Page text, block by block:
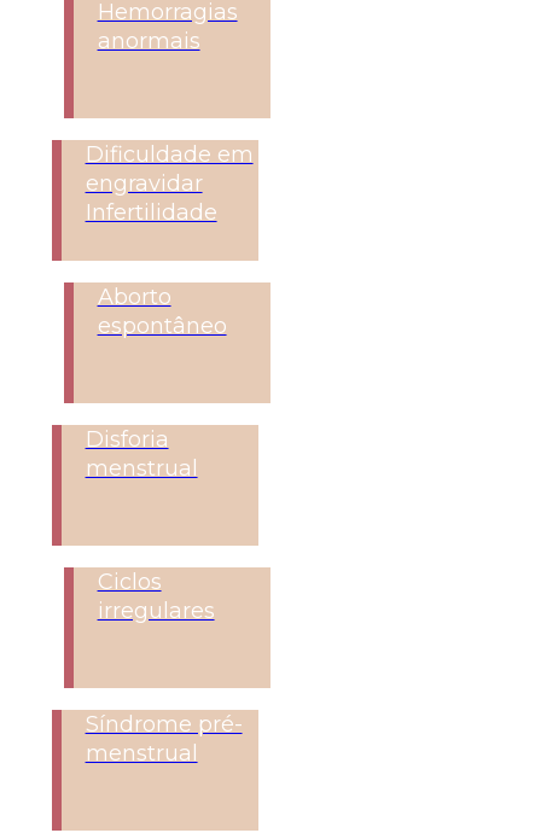
Hemorragias
anormais
Dificuldade em
engravidar
Infertilidade
Aborto
espontâneo
Disforia
menstrual
Ciclos
irregulares
Síndrome pré-
menstrual